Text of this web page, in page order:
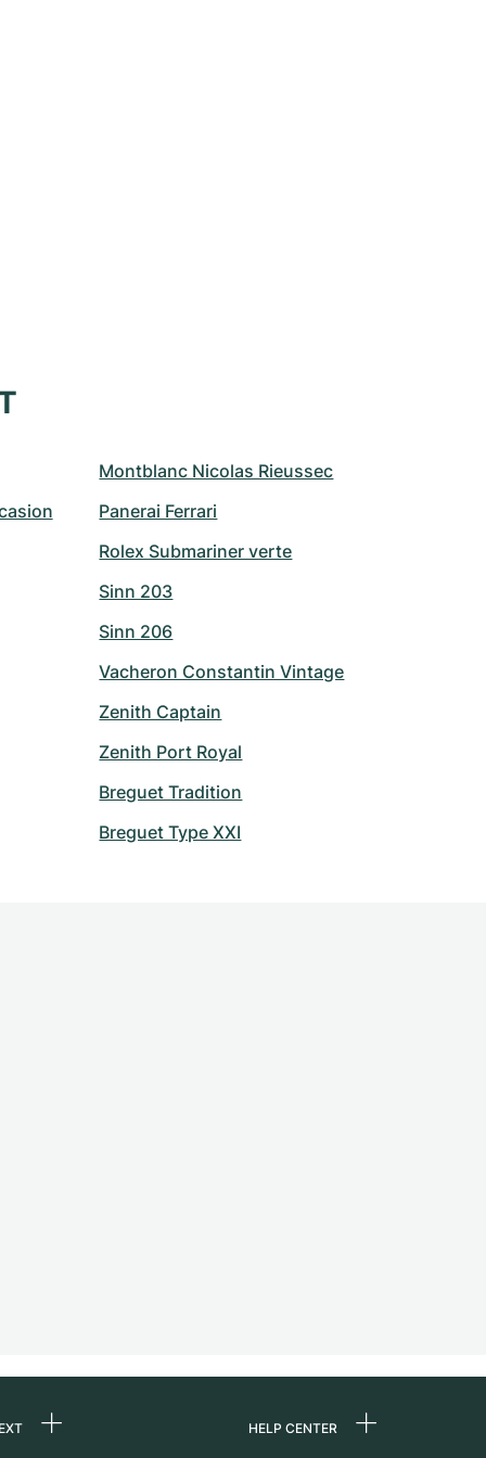
Montblanc Nicolas Rieussec
Panerai Ferrari
Rolex Submariner verte
Sinn 203
Sinn 206
Vacheron Constantin Vintage
Zenith Captain
Zenith Port Royal
Breguet Tradition
Breguet Type XXI
HELP CENTER